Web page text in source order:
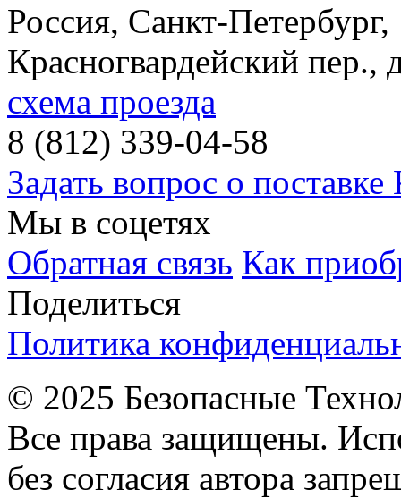
Россия, Санкт-Петербург,
Красногвардейский пер.,
схема проезда
8 (812) 339-04-58
Задать вопрос о
Мы в соцетях
Обратная связь Как
Поделиться
Политика
© 2025 Безопасные
Все права защищены.
без согласия автора